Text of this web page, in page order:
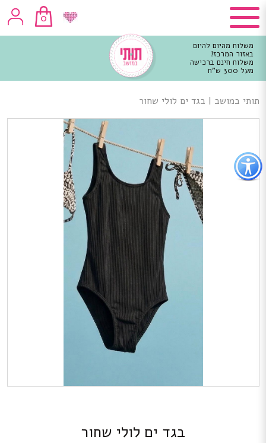
כפתור
לפתיחת
תפריט
נגישות
0
משלוח מהיום להיום
באזור המרכז!
משלוח חינם ברכישה
מעל 300 ש"ח
מרכזי
תותי במושב | בגד ים לולי שחור
בגד ים לולי שחור